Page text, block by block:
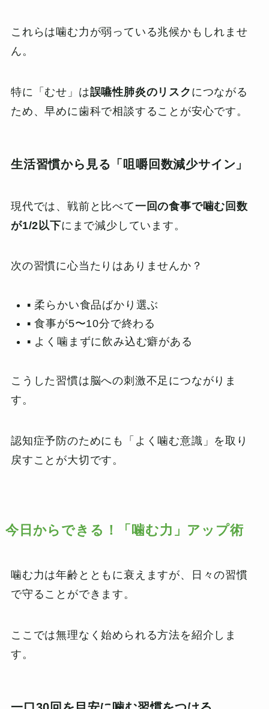
これらは噛む力が弱っている兆候かもしれませ
ん。
特に「むせ」は誤嚥性肺炎のリスク につながる
ため、早めに歯科で相談することが安心です。
生活習慣から見る「咀嚼回数減少サイン」
現代では、戦前と比べて一回の食事で噛む回数
が1/2以下にまで減少しています。
次の習慣に心当たりはありませんか？
▪️ 柔らかい食品ばかり選ぶ
▪️ 食事が5〜10分で終わる
▪️ よく噛まずに飲み込む癖がある
こうした習慣は脳への刺激不足につながりま
す。
認知症予防のためにも「よく噛む意識」を取り
戻すことが大切です。
今日からできる！「噛む力」アップ術
噛む力は年齢とともに衰えますが、日々の習慣
で守ることができます。
ここでは無理なく始められる方法を紹介しま
す。